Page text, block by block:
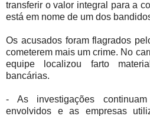
transferir o valor integral para a
está em nome de um dos
Os acusados foram flagrados
cometerem mais um crime. No
equipe localizou farto
bancárias.
- As investigações
envolvidos e as empresas